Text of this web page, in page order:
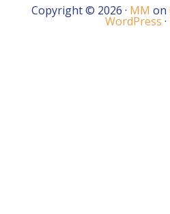
Copyright © 2026 · MM on
WordPress ·